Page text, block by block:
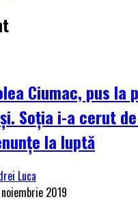
Ciumac, pus la
Soția i-a cerut
la luptă
Luca
2019